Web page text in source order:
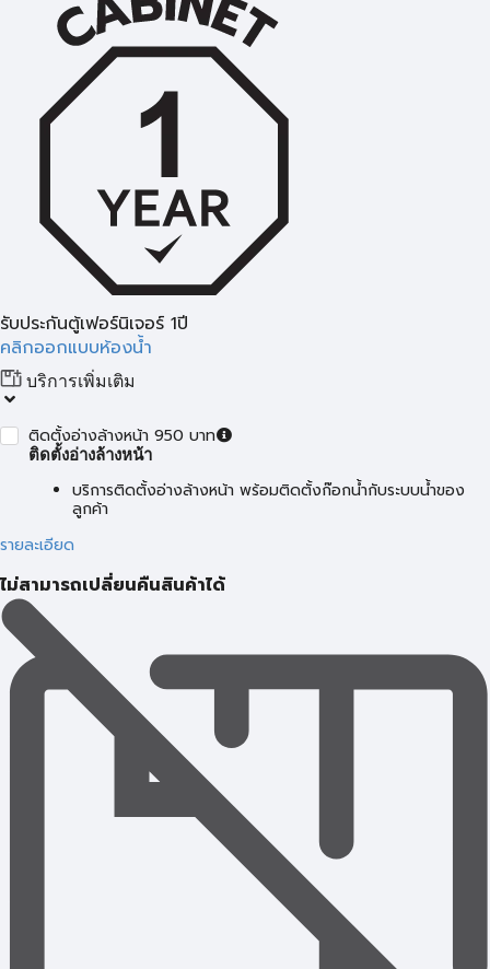
รับประกันตู้เฟอร์นิเจอร์ 1ปี
คลิกออกแบบห้องน้ำ
บริการเพิ่มเติม
ติดตั้งอ่างล้างหน้า 950 บาท
ติดตั้งอ่างล้างหน้า
บริการติดตั้งอ่างล้างหน้า พร้อมติดตั้งก๊อกน้ำกับระบบน้ำของ
ลูกค้า
รายละเอียด
ไม่สามารถเปลี่ยนคืนสินค้าได้